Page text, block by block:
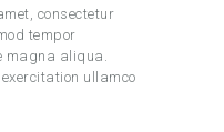
consectetur
tempor
magna aliqua.
ullamco